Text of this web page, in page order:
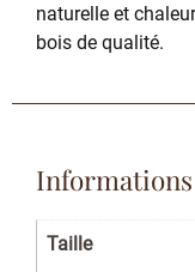
naturelle et
bois de qualité.
Taille